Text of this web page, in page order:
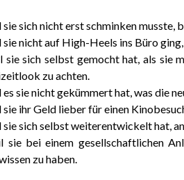
sich nicht erst schminken musste,
nicht auf High-Heels ins Büro ging,
sie sich selbst gemocht hat, als sie
zu achten.
sie nicht gekümmert hat, was die
ihr Geld lieber für einen
sich selbst weiterentwickelt hat,
sie bei einem gesellschaftlichen
zu haben.